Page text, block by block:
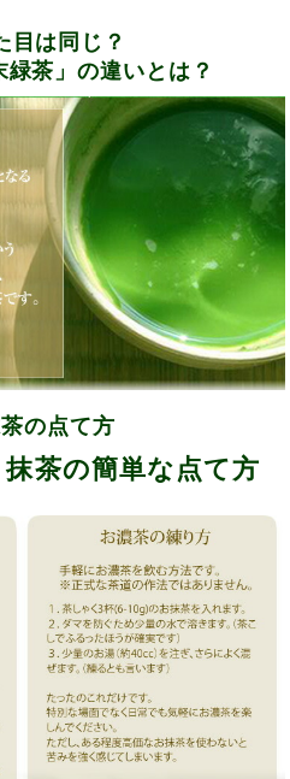
目は同じ？
緑茶」の違いとは？
の点て方
茶の簡単な点て方